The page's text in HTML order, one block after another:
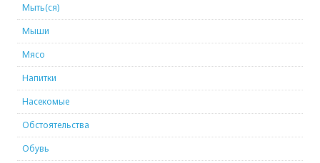
Мыть(ся)
Мыши
Мясо
Напитки
Насекомые
Обстоятельства
Обувь